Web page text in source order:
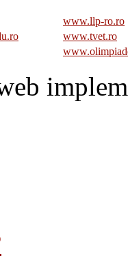
www.llp-ro.ro
www.tvet.ro